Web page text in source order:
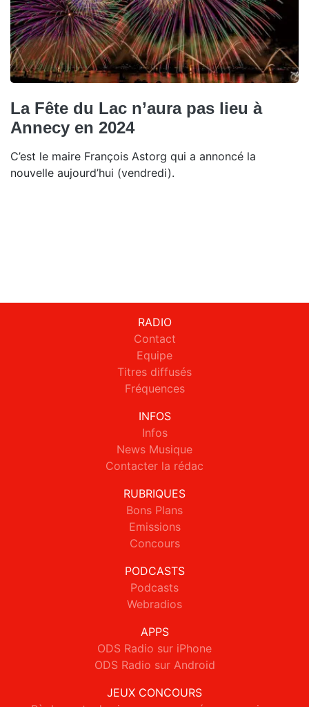
La Fête du Lac n’aura pas lieu à
Annecy en 2024
C’est le maire François Astorg qui a annoncé la
nouvelle aujourd’hui (vendredi).
RADIO
Contact
Equipe
Titres diffusés
Fréquences
INFOS
Infos
News Musique
Contacter la rédac
RUBRIQUES
Bons Plans
Emissions
Concours
PODCASTS
Podcasts
Webradios
APPS
ODS Radio sur iPhone
ODS Radio sur Android
JEUX CONCOURS